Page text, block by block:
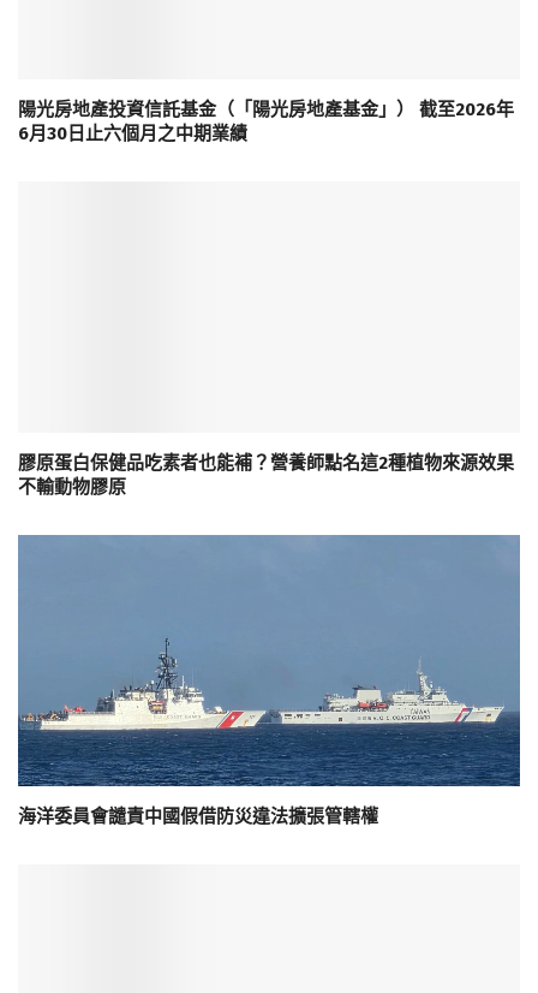
陽光房地產投資信託基金（「陽光房地產基金」） 截至2026年
6月30日止六個月之中期業績
膠原蛋白保健品吃素者也能補？營養師點名這2種植物來源效果
不輸動物膠原
海洋委員會譴責中國假借防災違法擴張管轄權